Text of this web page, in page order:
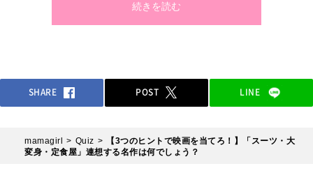
続きを読む
SHARE POST LINE
mamagirl Quiz
【3つのヒントで映画を当てろ！】「スーツ・大
変身・定食屋」連想する名作は何でしょう？